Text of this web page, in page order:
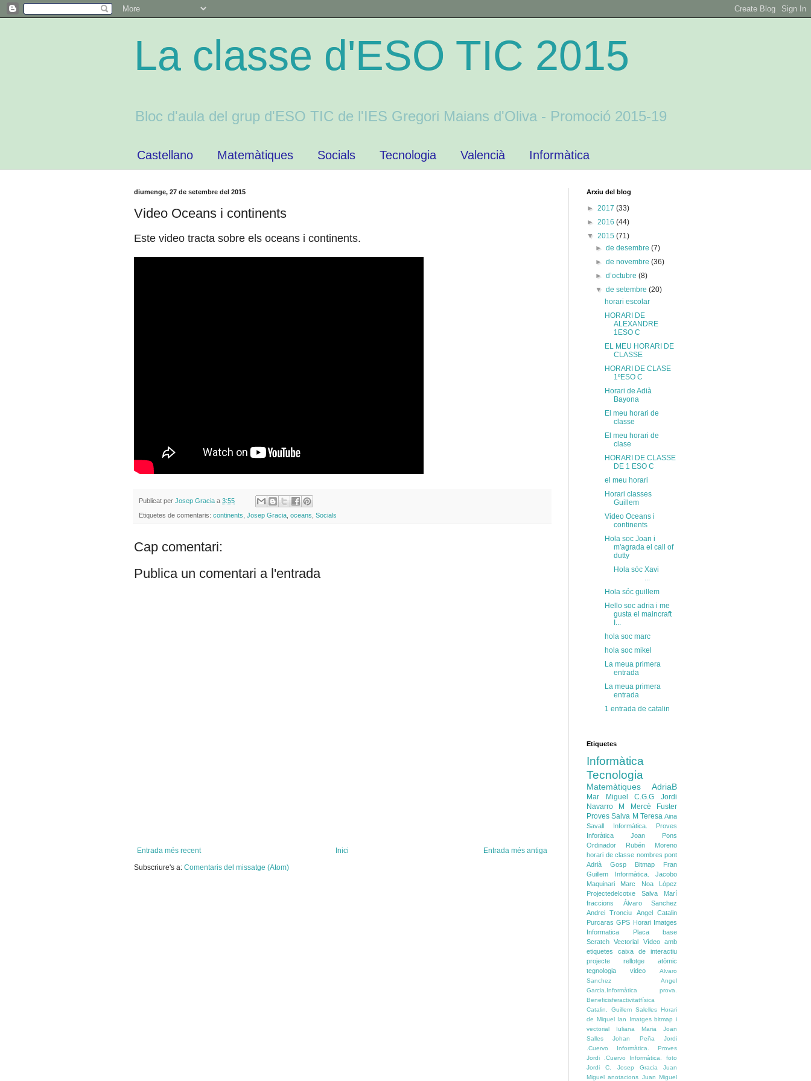
La classe d'ESO TIC 2015
Bloc d'aula del grup d'ESO TIC de l'IES Gregori Maians d'Oliva - Promoció 2015-19
Castellano Matemàtiques Socials Tecnologia Valencià Informàtica
diumenge, 27 de setembre del 2015
Video Oceans i continents
Este video tracta sobre els oceans i continents.
Publicat per Josep Gracia a 3:55
Etiquetes de comentaris: continents Josep Gracia oceans Socials
Cap comentari:
Publica un comentari a l'entrada
Entrada més recent Entrada més antiga
Inici
Subscriure's a: Comentaris del missatge (Atom)
Arxiu del blog
► 2017 (33)
► 2016 (44)
▼ 2015 (71)
►de desembre(7)
►de novembre(36)
►d’octubre(8)
▼de setembre(20)
horari escolar
HORARI DE
ALEXANDRE
1ESO C
EL MEU HORARI DE
CLASSE
HORARI DE CLASE
1ºESO C
Horari de Adià
Bayona
El meu horari de
classe
El meu horari de
clase
HORARI DE CLASSE
DE 1 ESO C
el meu horari
Horari classes
Guillem
Video Oceans i
continents
Hola soc Joan i
m'agrada el call of
dutty
Hola sóc Xavi
...
Hola sóc guillem
Hello soc adria i me
gusta el maincraft
I...
hola soc marc
hola soc mikel
La meua primera
entrada
La meua primera
entrada
1 entrada de catalin
Etiquetes
Informàtica
Tecnologia
Matemàtiques AdriaB
Mar Miguel C.G.G
Jordi
Navarro
M Mercè Fuster
Proves Salva M Teresa Aina
Savall
Informàtica. Proves
Inforàtica
Joan Pons
Ordinador
Rubén Moreno
horari de classe nombres pont
Adrià Gosp
Bitmap
Fran
Guillem
Informàtica.
Jacobo
Maquinari
Marc
Noa López
Projectedelcotxe
Salva Marí
fraccions
Álvaro Sanchez
Andrei Tronciu
Angel
Catalin
Purcaras GPS Horari Imatges
Informatica
Placa base
Scratch
Vectorial
Vídeo amb
etiquetes
caixa de
interactiu
projecte
rellotge atòmic
tegnologia
video
Alvaro
Sanchez
Angel
Garcia.Informàtica prova.
Beneficisferactivitatfísica
Catalin.
Guillem Salelles Horari
de Miquel Ian
Imatges bitmap i
vectorial
Iuliana Maria
Joan
Salles
Johan Peña
Jordi
.Cuervo Informàtica. Proves
Jordi .Cuervo Informàtica. foto
Jordi C.
Josep Gracia
Juan
Miguel anotacions Juan Miguel